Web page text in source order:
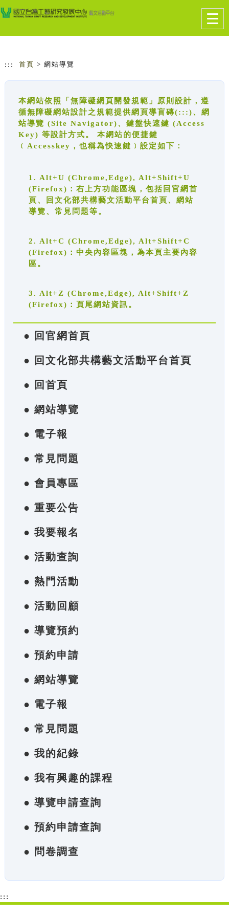
跳到主要內容
網站導覽
::: 首頁 > 網站導覽
本網站依照「無障礙網頁開發規範」原則設計，遵
循無障礙網站設計之規範提供網頁導盲磚(:::)、網
站導覽 (Site Navigator)、鍵盤快速鍵 (Access
Key) 等設計方式。 本網站的便捷鍵
﹝Accesskey，也稱為快速鍵﹞設定如下：
1. Alt+U (Chrome,Edge), Alt+Shift+U
(Firefox)：右上方功能區塊，包括回官網首
頁、回文化部共構藝文活動平台首頁、網站
導覽、常見問題等。
2. Alt+C (Chrome,Edge), Alt+Shift+C
(Firefox)：中央內容區塊，為本頁主要內容
區。
3. Alt+Z (Chrome,Edge), Alt+Shift+Z
(Firefox)：頁尾網站資訊。
● 回官網首頁
● 回文化部共構藝文活動平台首頁
● 回首頁
● 網站導覽
● 電子報
● 常見問題
● 會員專區
● 重要公告
● 我要報名
● 活動查詢
● 熱門活動
● 活動回顧
● 導覽預約
● 預約申請
● 網站導覽
● 電子報
● 常見問題
● 我的紀錄
● 我有興趣的課程
● 導覽申請查詢
● 預約申請查詢
● 問卷調查
:::